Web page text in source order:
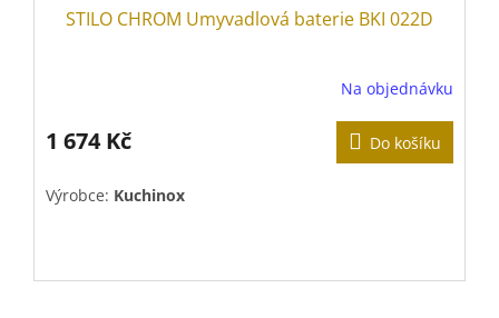
STILO CHROM Umyvadlová baterie BKI 022D
Na objednávku
1 674 Kč Do košíku
Výrobce: Kuchinox